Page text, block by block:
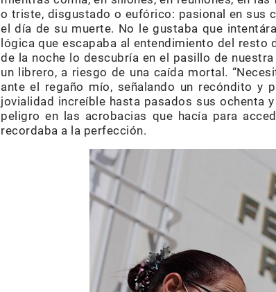
o triste, disgustado o eufórico: pasional en sus
el día de su muerte. No le gustaba que
lógica que escapaba al entendimiento del
de la noche lo descubría en el pasillo de
un librero, a riesgo de una caída mortal.
ante el regaño mío, señalando un recóndito y
jovialidad increíble hasta pasados sus ochenta
peligro en las acrobacias que hacía para
recordaba a la perfección.